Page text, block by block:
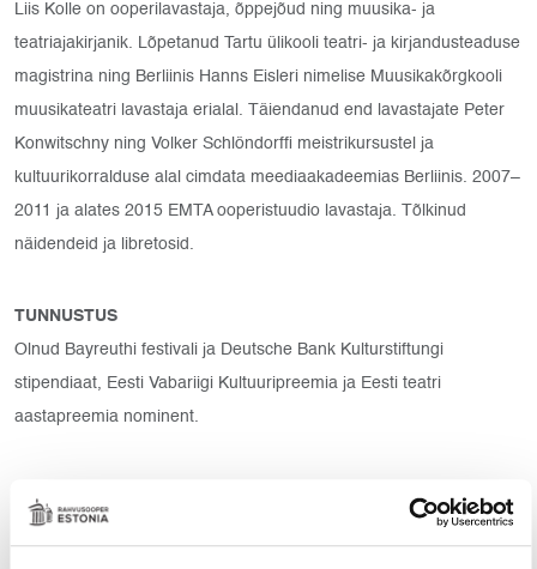
Liis Kolle on ooperilavastaja, õppejõud ning muusika- ja
teatriajakirjanik. Lõpetanud Tartu ülikooli teatri- ja kirjandusteaduse
magistrina ning Berliinis Hanns Eisleri nimelise Muusikakõrgkooli
muusikateatri lavastaja erialal. Täiendanud end lavastajate Peter
Konwitschny ning Volker Schlöndorffi meistrikursustel ja
kultuurikorralduse alal cimdata meediaakadeemias Berliinis. 2007–
2011 ja alates 2015 EMTA ooperistuudio lavastaja. Tõlkinud
näidendeid ja libretosid.
TUNNUSTUS
Olnud Bayreuthi festivali ja Deutsche Bank Kulturstiftungi
stipendiaat, Eesti Vabariigi Kultuuripreemia ja Eesti teatri
aastapreemia nominent.
Vanemuise teatris: